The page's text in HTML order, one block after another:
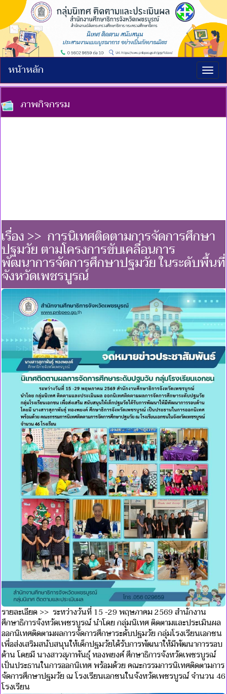
หน้าหลัก
ภาพกิจกรรม
เรื่อง >> การนิเทศติดตามการจัดการศึกษา
ปฐมวัย ตามโครงการขับเคลื่อนการ
พัฒนาการจัดการศึกษาปฐมวัย ในระดับพื้นที่
จังหวัดเพชรบูรณ์
รายละเอียด >> ระหว่างวันที่ 15 -29 พฤษภาคม 2569 สำนักงาน
ศึกษาธิการจังหวัดเพชรบูรณ์ นำโดย กลุ่มนิเทศ ติดตามและประเมินผล
ออกนิเทศติดตามผลการจัดการศึกษาระดับปฐมวัย กลุ่มโรงเรียนเอกชน
เพื่อส่งเสริมสนับสนุนให้เด็กปฐมวัยได้รับการพัฒนาให้มีพัฒนาการรอบ
ด้าน โดยมี นางสาวสุภาพันธุ์ ทองพยงค์ ศึกษาธิการจังหวัดเพชรบูรณ์
เป็นประธานในการออกนิเทศ พร้อมด้วย คณะกรรมการนิเทศติดตามการ
จัดการศึกษาปฐมวัย ณ โรงเรียนเอกชนในจังหวัดเพชรบูรณ์ จำนวน 46
โรงเรียน